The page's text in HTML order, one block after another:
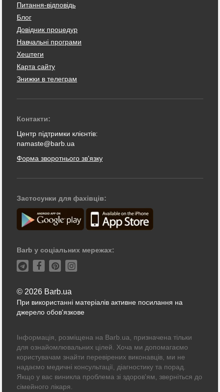
Питання-відповідь
Блог
Довідник процедур
Навчальні програми
Хештеги
Карта сайту
Знижки в телеграм
Контакти:
Центр підтримки клієнтів:
namaste@barb.ua
Форма зворотнього зв'язку
Застосунки для фахівців:
Barb у соціальних мережах:
© 2026 Barb.ua
При використанні матеріалів активне посилання на
джерело обов'язкове
Інформація, розміщена на Barb.ua, призначена тільки
для ознайомлювальних цілей. Хоча ми допомагаємо
користувачам знайти перевірених виконавців, ми не
надаємо медичні консультації, діагностику та порад.
Якщо у вас виникла проблема зі здоров'ям, зверніться до
сімейного лікаря.